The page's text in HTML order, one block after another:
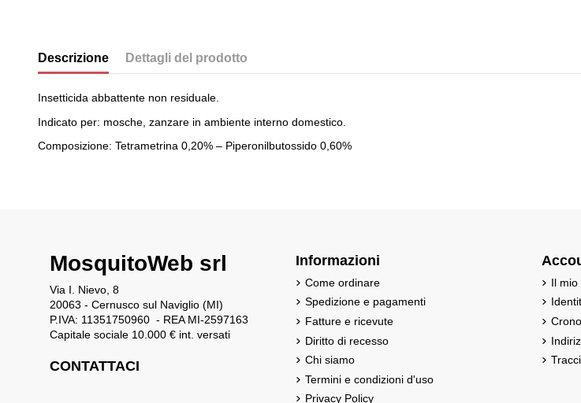
Descrizione Dettagli del prodotto
Insetticida abbattente non residuale.
Indicato per: mosche, zanzare in ambiente interno domestico.
Composizione: Tetrametrina 0,20% – Piperonilbutossido 0,60%
MosquitoWeb srl
Via I. Nievo, 8
20063 - Cernusco sul Naviglio (MI)
P.IVA: 11351750960 - REA MI-2597163
Capitale sociale 10.000 € int. versati
CONTATTACI
Informazioni
Come ordinare
Spedizione e pagamenti
Fatture e ricevute
Diritto di recesso
Chi siamo
Termini e condizioni d'uso
Privacy Policy
Il mio